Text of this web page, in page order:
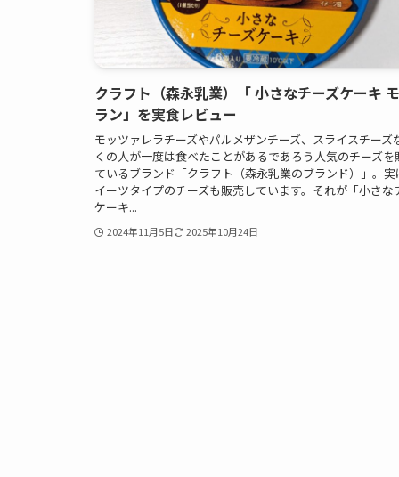
クラフト（森永乳業）「 小さなチーズケーキ
ラン」を実食レビュー
モッツァレラチーズやパルメザンチーズ、スライスチーズ
くの人が一度は食べたことがあるであろう人気のチーズを
ているブランド「クラフト（森永乳業のブランド）」。実
イーツタイプのチーズも販売しています。それが「小さな
ケーキ...
2024年11月5日 2025年10月24日